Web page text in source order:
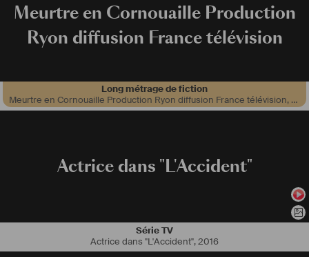
Meurtre en Cornouaille Production
Ryon diffusion France télévision
Long métrage de fiction
Meurtre en Cornouaille Production Ryon diffusion France télévision,
Actrice dans "L'Accident"
Série TV
Actrice dans "L'Accident",2016